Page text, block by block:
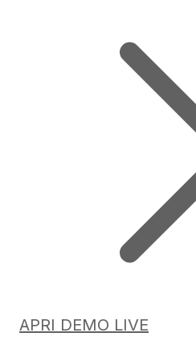
APRI DEMO LIVE